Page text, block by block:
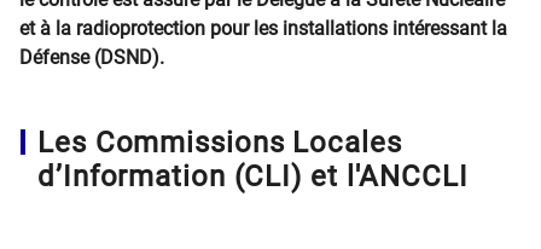
et à la radioprotection pour les installations intéressant la
Défense (DSND).
Les Commissions Locales
d’Information (CLI) et l'ANCCLI